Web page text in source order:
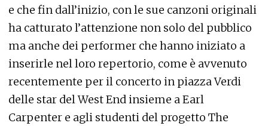
e che fin dall’inizio, con le sue canzoni originali
ha catturato l’attenzione non solo del pubblico
ma anche dei performer che hanno iniziato a
inserirle nel loro repertorio, come è avvenuto
recentemente per il concerto in piazza Verdi
delle star del West End insieme a Earl
Carpenter e agli studenti del progetto The